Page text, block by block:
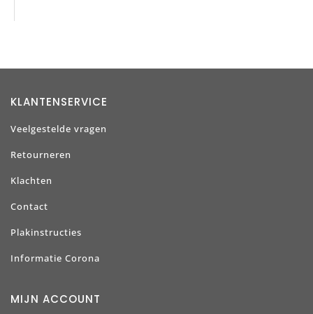
KLANTENSERVICE
Veelgestelde vragen
Retourneren
Klachten
Contact
Plakinstructies
Informatie Corona
MIJN ACCOUNT